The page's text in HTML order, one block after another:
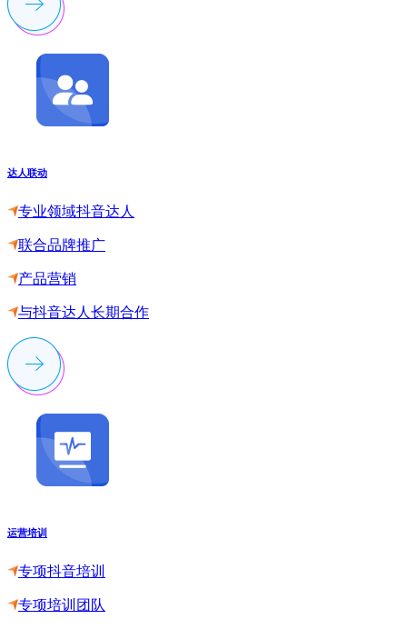
达人联动
专业领域抖音达人
联合品牌推广
产品营销
与抖音达人长期合作
运营培训
专项抖音培训
专项培训团队